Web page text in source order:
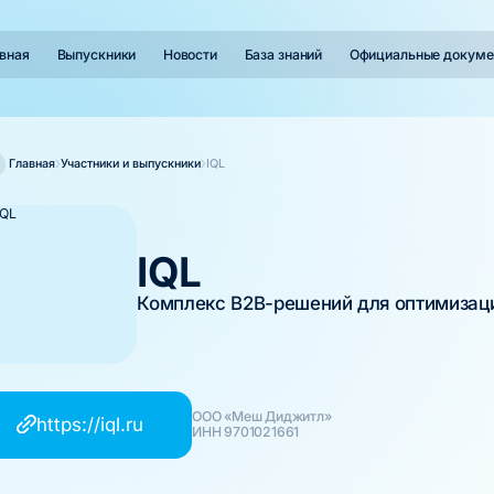
Выпускники Новости База знаний Официальные
Главная Участники и выпускники IQL
IQL
Комплекс B2B-решений для
https://iql.ru
ООО «Меш Диджитл»
ИНН 9701021661